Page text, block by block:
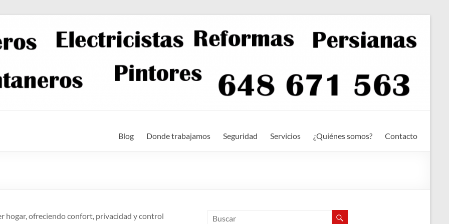
Blog Donde trabajamos Seguridad Servicios ¿Quiénes somos? Contacto
hogar, ofreciendo confort, privacidad y control